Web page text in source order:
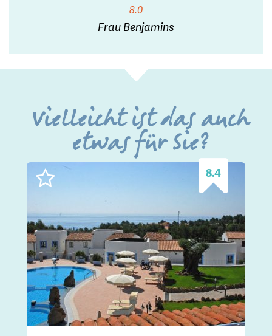
8.0
Frau Benjamins
Vielleicht ist das auch
etwas für Sie?
8.4